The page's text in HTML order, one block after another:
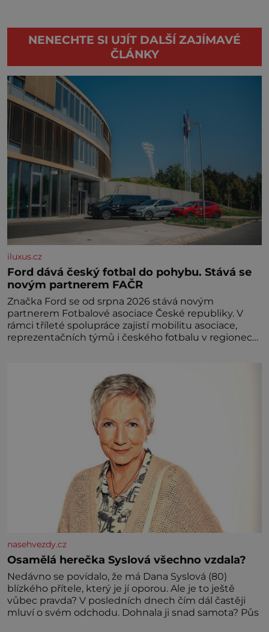
NENECHTE SI UJÍT DALŠÍ ZAJÍMAVÉ
ČLÁNKY
iluxus.cz
Ford dává český fotbal do pohybu. Stává se
novým partnerem FAČR
Značka Ford se od srpna 2026 stává novým
partnerem Fotbalové asociace České republiky. V
rámci tříleté spolupráce zajistí mobilitu asociace,
reprezentačních týmů i českého fotbalu v regionech.
nasehvezdy.cz
Osamělá herečka Syslová všechno vzdala?
Nedávno se povídalo, že má Dana Syslová (80)
blízkého přítele, který je jí oporou. Ale je to ještě
vůbec pravda? V posledních dnech čím dál častěji
mluví o svém odchodu. Dohnala ji snad samota? Půs